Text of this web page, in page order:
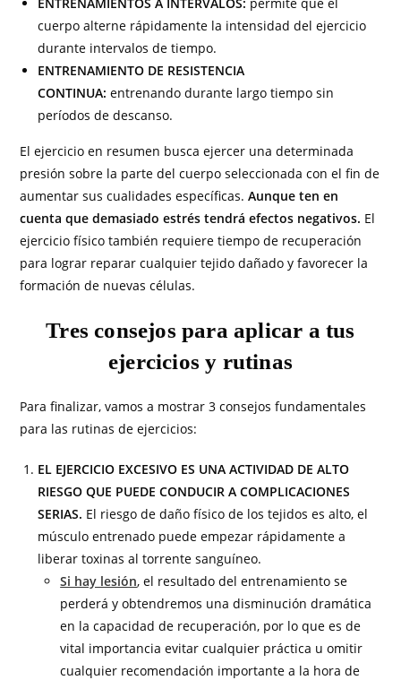
cuerpo alterne rápidamente la intensidad del ejercicio
durante intervalos de tiempo.
ENTRENAMIENTO DE RESISTENCIA
CONTINUA: entrenando durante largo tiempo sin
períodos de descanso.
El ejercicio en resumen busca ejercer una determinada
presión sobre la parte del cuerpo seleccionada con el fin de
aumentar sus cualidades específicas.Aunque ten en
cuenta que demasiado estrés tendrá efectos negativos. El
ejercicio físico también requiere tiempo de recuperación
para lograr reparar cualquier tejido dañado y favorecer la
formación de nuevas células.
Tres consejos para aplicar a tus
ejercicios y rutinas
Para finalizar, vamos a mostrar 3 consejos fundamentales
para las rutinas de ejercicios:
EL EJERCICIO EXCESIVO ES UNA ACTIVIDAD DE ALTO
RIESGO QUE PUEDE CONDUCIR A COMPLICACIONES
SERIAS. El riesgo de daño físico de los tejidos es alto, el
músculo entrenado puede empezar rápidamente a
liberar toxinas al torrente sanguíneo.
Si hay lesión, el resultado del entrenamiento se
perderá y obtendremos una disminución dramática
en la capacidad de recuperación, por lo que es de
vital importancia evitar cualquier práctica u omitir
cualquier recomendación importante a la hora de